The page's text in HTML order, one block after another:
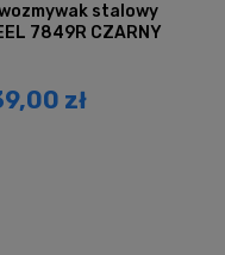
stalowy
7849R CZARNY
zł